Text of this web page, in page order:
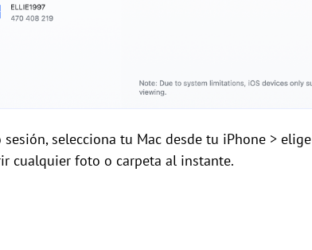
selecciona tu Mac desde tu iPhone > elige
cualquier foto o carpeta al instante.